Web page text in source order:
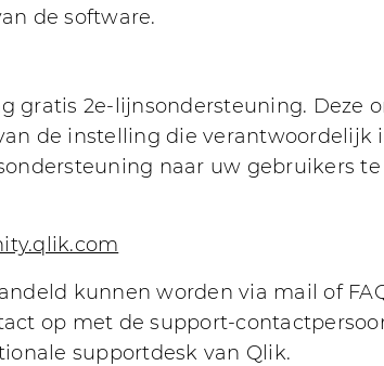
de software.
gratis 2e-lijnsondersteuning. Deze
de instelling die verantwoordelijk
naar uw gebruikers te
kunnen worden via mail of
op met de support-
supportdesk van Qlik.